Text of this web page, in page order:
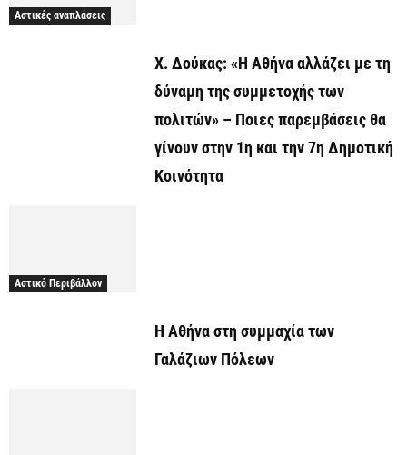
Αστικές αναπλάσεις
Χ. Δούκας: «Η Αθήνα αλλάζει με τη
δύναμη της συμμετοχής των
πολιτών» – Ποιες παρεμβάσεις θα
γίνουν στην 1η και την 7η Δημοτική
Κοινότητα
Αστικό Περιβάλλον
Η Αθήνα στη συμμαχία των
Γαλάζιων Πόλεων